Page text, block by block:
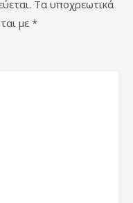
Τα υποχρεωτικά
με *